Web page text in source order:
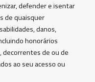
defender e isentar
de quaisquer
danos,
honorários
decorrentes de ou de
ao seu acesso ou